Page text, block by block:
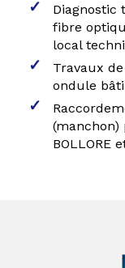
Diagnostic
fibre
local
Travaux
ondule
BOLLORE